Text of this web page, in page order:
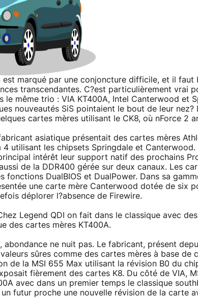
est marqué par une conjoncture difficile, et il faut
transcendantes. C?est particulièrement vrai
le même trio : VIA KT400A, Intel Canterwood et
nouveautés SiS pointaient le bout de leur
cartes mères utilisant le CK8, où nForce 2
asiatique présentait des cartes mères
4 utilisant les chipsets Springdale et
intérêt leur support natif des prochains
de la DDR400 gérée sur deux canaux. Les
fonctions DualBIOS et DualPower. Dans sa
une carte mère Canterwood dotée de six
déplorer l?absence de Firewire.
Legend QDI on fait dans le classique avec
des cartes mères KT400A.
abondance ne nuit pas. Le fabricant, présent
sûres comme des cartes mères à base de
de la MSI 655 Max utilisant la révision B0 du
fièrement des cartes K8. Du côté de VIA,
avec dans un premier temps le classique
futur proche une nouvelle révision de la carte